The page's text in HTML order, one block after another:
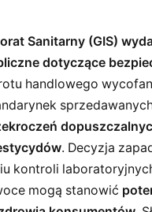
Sanitarny (GIS)
dotyczące
handlowego
. Decyzja
kontroli
mogą stanowić